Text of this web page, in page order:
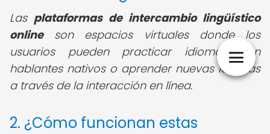
Las plataformas de intercambio lingüístico
onlineson espacios virtuales donde los
usuarios pueden practicar idiomas con
hablantes nativos o aprender nuevas lenguas
a través de la interacción en línea.
2. ¿Cómo funcionan estas